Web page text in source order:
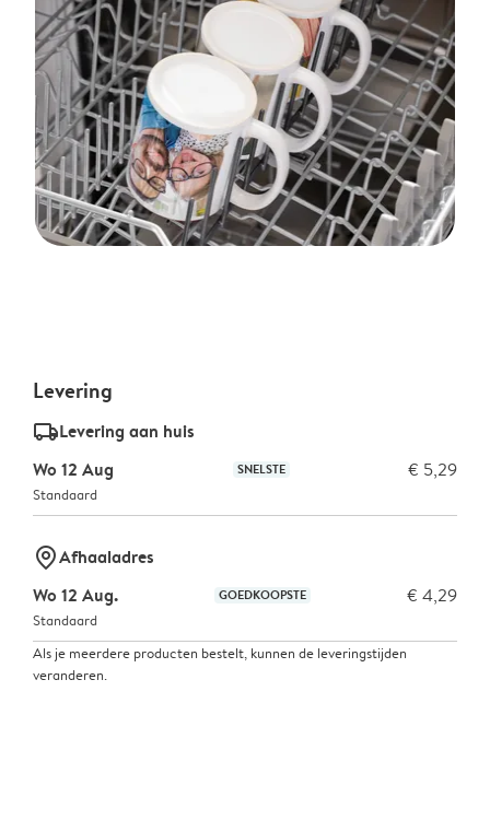
Levering
delivery_standard_v2Levering aan huis
Wo 12 Aug
SNELSTE € 5,29
Standaard
marker-pinAfhaaladres
Wo 12 Aug.
GOEDKOOPSTE € 4,29
Standaard
Als je meerdere producten bestelt, kunnen de leveringstijden
veranderen.